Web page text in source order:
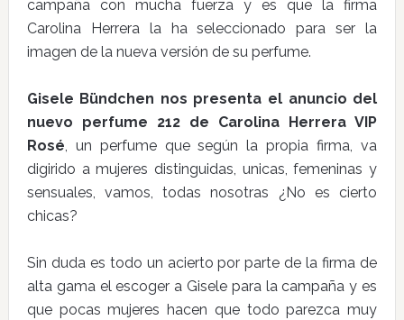
campaña con mucha fuerza y es que la firma
Carolina Herrera la ha seleccionado para ser la
imagen de la nueva versión de su perfume.
Gisele Bündchen nos presenta el anuncio del
nuevo perfume 212 de Carolina Herrera VIP
Rosé, un perfume que según la propia firma, va
digirido a mujeres distinguidas, unicas, femeninas y
sensuales, vamos, todas nosotras ¿No es cierto
chicas?
Sin duda es todo un acierto por parte de la firma de
alta gama el escoger a Gisele para la campaña y es
que pocas mujeres hacen que todo parezca muy